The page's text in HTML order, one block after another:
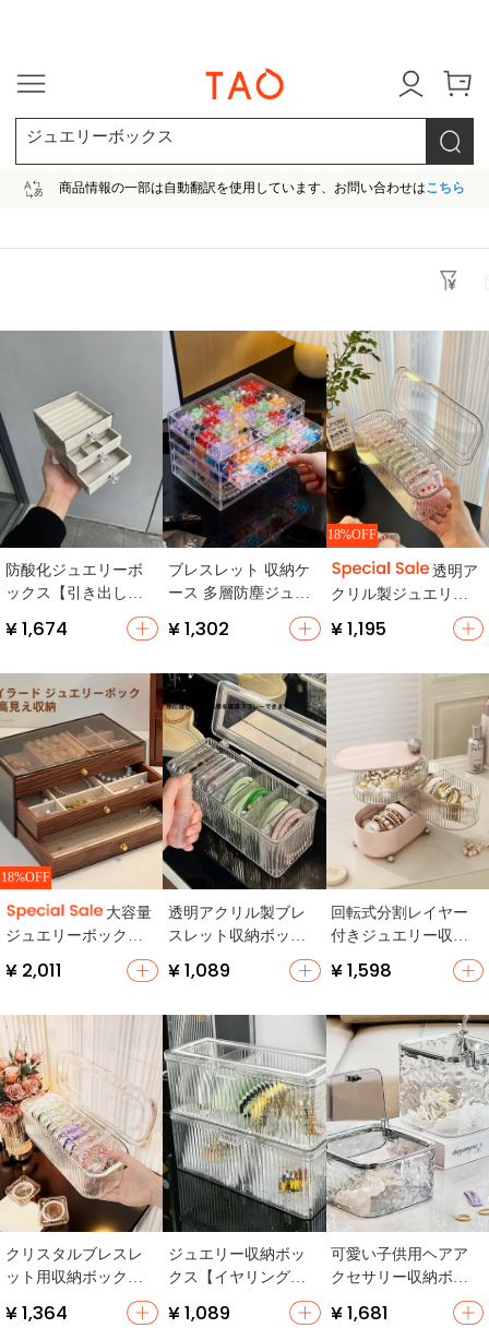
ジュエリーボックス
商品情報の一部は自動翻訳を使用しています、お問い合わせはこちら
防酸化ジュエリーボ
ックス【引き出し
式・大容量・イヤリ
ング・ネックレス・
¥ 1,674
ブレスレット 収納ケ
ース 多層防塵ジュエ
¥ 1,302
18%OFF
透明ア
クリル製ジュエリー
ボックス【手首用ブ
レスレット・ネック
¥ 1,195
18%OFF
大容量
ジュエリーボックス
造・洗練されたデザ
¥ 2,011
透明アクリル製ブレ
スレット収納ボック
ス【防塵・仕切り付
き・大容量・多段・
¥ 1,089
回転式分割レイヤー
付きジュエリー収納
ボックス【デスクト
ップ用・整理整頓・
¥ 1,598
クリスタルブレスレ
ット用収納ボックス
【大容量・アクリル
製・透明】
¥ 1,364
ジュエリー収納ボッ
クス【イヤリング・
ピアス・水晶ブレス
レット・ネックレス
¥ 1,089
可愛い子供用ヘアア
クセサリー収納ボッ
クス【プレス式・ヘ
アバンド・ヘアゴ
¥ 1,681